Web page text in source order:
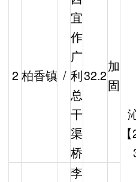
2 柏香镇 /
宜
作
广
利
总
干
渠
桥
32.2
加
固
李